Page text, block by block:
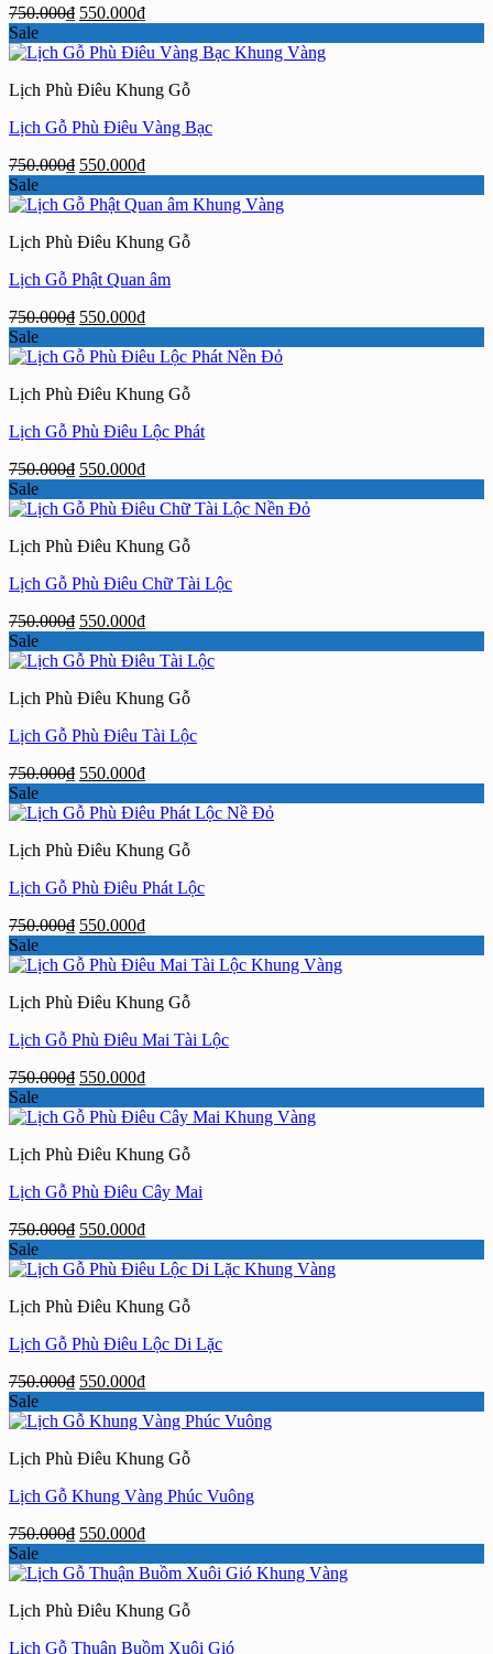
750.000₫ Giá
là:
550.000₫Giá
tại
550.000₫.
Sale
Lịch Phù Điêu Khung Gỗ
Lịch Gỗ Phù Điêu Vàng Bạc
750.000₫ Giá
là:
550.000₫Giá
tại
550.000₫.
Sale
Lịch Phù Điêu Khung Gỗ
Lịch Gỗ Phật Quan âm
750.000₫ Giá
là:
550.000₫Giá
tại
550.000₫.
Sale
Lịch Phù Điêu Khung Gỗ
Lịch Gỗ Phù Điêu Lộc Phát
750.000₫ Giá
là:
550.000₫Giá
tại
550.000₫.
Sale
Lịch Phù Điêu Khung Gỗ
Lịch Gỗ Phù Điêu Chữ Tài Lộc
750.000₫ Giá
là:
550.000₫Giá
tại
550.000₫.
Sale
Lịch Phù Điêu Khung Gỗ
Lịch Gỗ Phù Điêu Tài Lộc
750.000₫ Giá
là:
550.000₫Giá
tại
550.000₫.
Sale
Lịch Phù Điêu Khung Gỗ
Lịch Gỗ Phù Điêu Phát Lộc
750.000₫ Giá
là:
550.000₫Giá
tại
550.000₫.
Sale
Lịch Phù Điêu Khung Gỗ
Lịch Gỗ Phù Điêu Mai Tài Lộc
750.000₫ Giá
là:
550.000₫Giá
tại
550.000₫.
Sale
Lịch Phù Điêu Khung Gỗ
Lịch Gỗ Phù Điêu Cây Mai
750.000₫ Giá
là:
550.000₫Giá
tại
550.000₫.
Sale
Lịch Phù Điêu Khung Gỗ
Lịch Gỗ Phù Điêu Lộc Di Lặc
750.000₫ Giá
là:
550.000₫Giá
tại
550.000₫.
Sale
Lịch Phù Điêu Khung Gỗ
Lịch Gỗ Khung Vàng Phúc Vuông
750.000₫ Giá
là:
550.000₫Giá
tại
550.000₫.
Sale
Lịch Phù Điêu Khung Gỗ
Lịch Gỗ Thuận Buồm Xuôi Gió